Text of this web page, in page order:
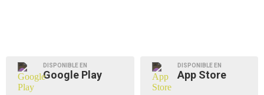
DISPONIBLE EN
Google Play
DISPONIBLE EN
App Store